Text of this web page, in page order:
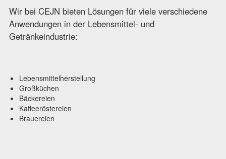
Wir bei CEJN bieten Lösungen für viele verschiedene
Anwendungen in der Lebensmittel- und
Getränkeindustrie:
Lebensmittelherstellung
Großküchen
Bäckereien
Kaffeeröstereien
Brauereien